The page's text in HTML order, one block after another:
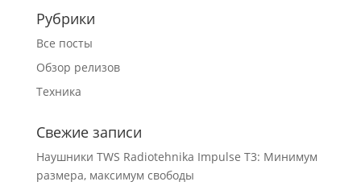
Рубрики
Все посты
Обзор релизов
Техника
Свежие записи
Наушники TWS Radiotehnika Impulse T3: Минимум
размера, максимум свободы